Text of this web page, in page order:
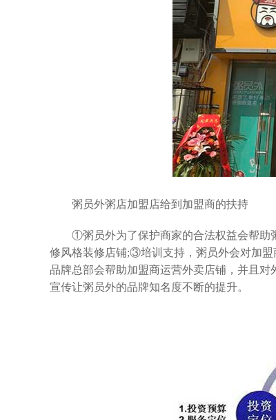
粥员外粥店加盟店给到加盟商的扶持
①粥员外为了保护商家的合法权益会帮助
修风格装修店铺;③培训支持，粥员外会对加
品牌总部会帮助加盟商运营外卖店铺，并且
宣传让粥员外的品牌知名度不断的提升。